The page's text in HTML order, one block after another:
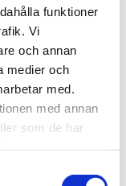
funktioner
Vi
och annan
medier och
med.
med annan
som de har